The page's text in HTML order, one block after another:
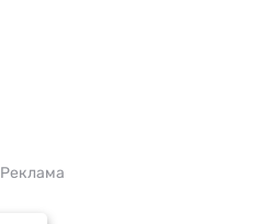
Реклама